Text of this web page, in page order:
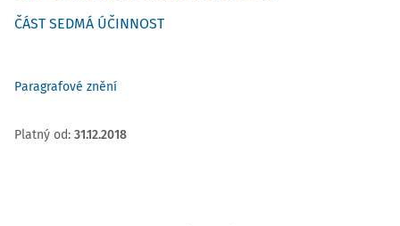
ČÁST SEDMÁ ÚČINNOST
Paragrafové znění
Platný od: 31.12.2018